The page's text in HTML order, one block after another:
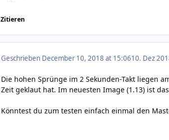
Zitieren
Geschrieben December 10, 2018 at 15:0610. Dez
Die hohen Sprünge im 2 Sekunden-Takt liegen
Zeit geklaut hat. Im neuesten Image (1.13) ist
Könntest du zum testen einfach einmal den